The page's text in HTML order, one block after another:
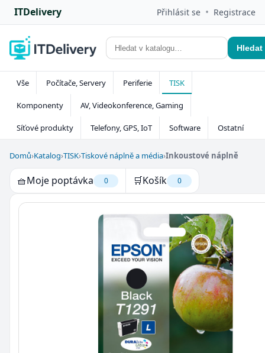
ITDelivery Přihlásit se • Registrace
Hledat
Vše Počítače, Servery Periferie TISK
Komponenty AV, Videokonference, Gaming
Síťové produkty Telefony, GPS, IoT Software Ostatní
Domů›Katalog›TISK›Tiskové náplně a média›Inkoustové náplně
🧺Moje poptávka 0 🛒Košík 0